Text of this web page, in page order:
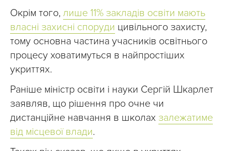
Окрім того, лише 11% закладів освіти мають
власні захисні споруди цивільного захисту,
тому основна частина учасників освітнього
процесу ховатимуться в найпростіших
укриттях.
Раніше міністр освіти і науки Сергій Шкарлет
заявляв, що рішення про очне чи
дистанційне навчання в школах залежатиме
від місцевої влади.